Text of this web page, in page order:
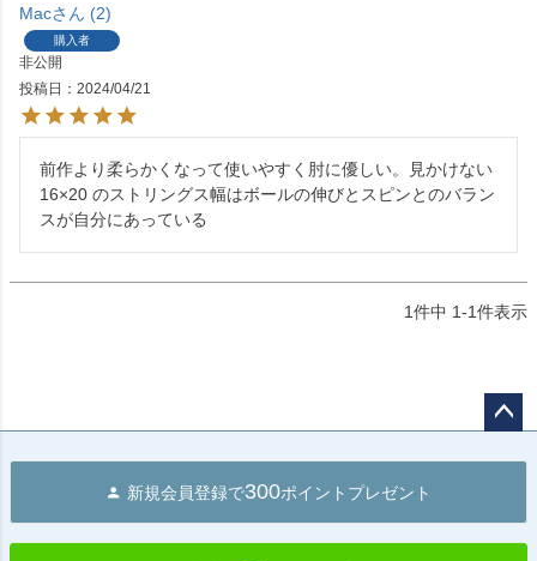
Mac 2
購入者
非公開
投稿日
2024/04/21
前作より柔らかくなって使いやすく肘に優しい。見かけない
16×20 のストリングス幅はボールの伸びとスピンとのバラン
スが自分にあっている
1件中 1-1件表示
へ
新規会員登録で300ポイントプレゼント